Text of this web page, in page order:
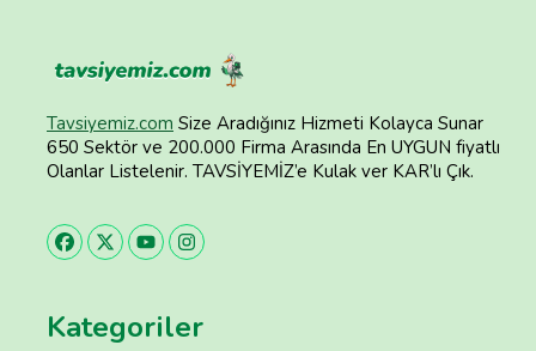
Tavsiyemiz.com Size Aradığınız Hizmeti Kolayca Sunar
650 Sektör ve 200.000 Firma Arasında En UYGUN fiyatlı
Olanlar Listelenir. TAVSİYEMİZ’e Kulak ver KAR’lı Çık.
Kategoriler